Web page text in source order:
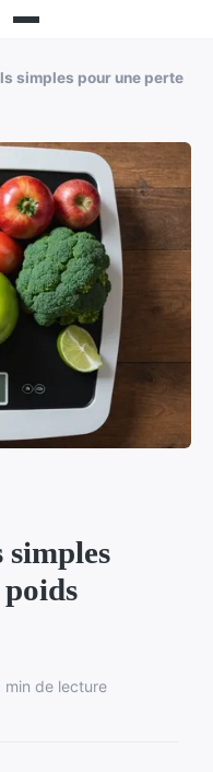
simples pour une perte
min de lecture